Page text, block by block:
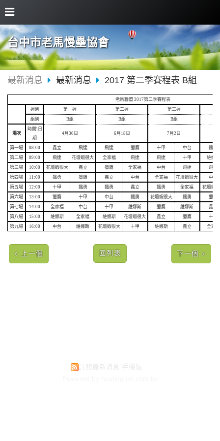
台中市老馬慢壘協會
最新消息 最新消息 2017 第二季賽程表 B組
老馬聯盟 2017第二季賽程表
週別
第一週 第二週 第三週
組別
B組 B組 B組
場次
時間\日
期
4月30日 6月18日 7月2日
第一場 08:00 鑫立 飛達 飛達 獵鷹 十甲 中台
鐵勇
第二場
09:00 飛達 花壇蝦很大 全家福 飛達 飛達 十甲
維娜斯
第三場
10:00 花壇蝦很大 鑫立 獵鷹 全家福 中台 飛達
飛達
第四場
11:00 鐵勇 獵鷹 鑫立 中台 全家福 花壇蝦很大
中台
第五場
12:00 十甲 鐵勇 鐵勇 鑫立 鐵勇 全家福
花壇蝦
第六場
13:00 獵鷹 十甲 中台 鐵勇 花壇蝦很大 鐵勇
獵鷹
第七場
14:00 全家福 中台 十甲 維娜斯 獵鷹 維娜斯
鑫立
第八場
15:00 維娜斯 全家福 維娜斯 花壇蝦很大 鑫立 獵鷹
十甲
第九場
16:00 中台 維娜斯 花壇蝦很大 十甲 維娜斯 鑫立 全家福
上一個 回列表 下一個